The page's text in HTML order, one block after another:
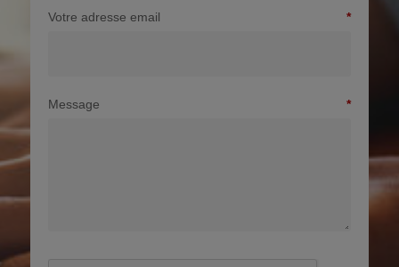
Votre adresse email
Message